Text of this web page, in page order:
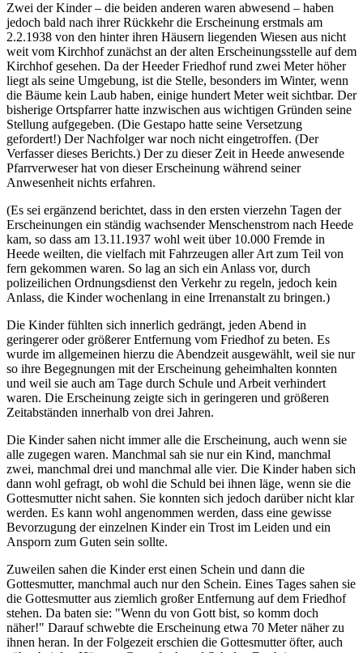
Zwei der Kinder – die beiden anderen waren abwesend – haben
jedoch bald nach ihrer Rückkehr die Erscheinung erstmals am
2.2.1938 von den hinter ihren Häusern liegenden Wiesen aus nicht
weit vom Kirchhof zunächst an der alten Erscheinungsstelle auf dem
Kirchhof gesehen. Da der Heeder Friedhof rund zwei Meter höher
liegt als seine Umgebung, ist die Stelle, besonders im Winter, wenn
die Bäume kein Laub haben, einige hundert Meter weit sichtbar. Der
bisherige Ortspfarrer hatte inzwischen aus wichtigen Gründen seine
Stellung aufgegeben. (Die Gestapo hatte seine Versetzung
gefordert!) Der Nachfolger war noch nicht eingetroffen. (Der
Verfasser dieses Berichts.) Der zu dieser Zeit in Heede anwesende
Pfarrverweser hat von dieser Erscheinung während seiner
Anwesenheit nichts erfahren.
(Es sei ergänzend berichtet, dass in den ersten vierzehn Tagen der
Erscheinungen ein ständig wachsender Menschenstrom nach Heede
kam, so dass am 13.11.1937 wohl weit über 10.000 Fremde in
Heede weilten, die vielfach mit Fahrzeugen aller Art zum Teil von
fern gekommen waren. So lag an sich ein Anlass vor, durch
polizeilichen Ordnungsdienst den Verkehr zu regeln, jedoch kein
Anlass, die Kinder wochenlang in eine Irrenanstalt zu bringen.)
Die Kinder fühlten sich innerlich gedrängt, jeden Abend in
geringerer oder größerer Entfernung vom Friedhof zu beten. Es
wurde im allgemeinen hierzu die Abendzeit ausgewählt, weil sie nur
so ihre Begegnungen mit der Erscheinung geheimhalten konnten
und weil sie auch am Tage durch Schule und Arbeit verhindert
waren. Die Erscheinung zeigte sich in geringeren und größeren
Zeitabständen innerhalb von drei Jahren.
Die Kinder sahen nicht immer alle die Erscheinung, auch wenn sie
alle zugegen waren. Manchmal sah sie nur ein Kind, manchmal
zwei, manchmal drei und manchmal alle vier. Die Kinder haben sich
dann wohl gefragt, ob wohl die Schuld bei ihnen läge, wenn sie die
Gottesmutter nicht sahen. Sie konnten sich jedoch darüber nicht klar
werden. Es kann wohl angenommen werden, dass eine gewisse
Bevorzugung der einzelnen Kinder ein Trost im Leiden und ein
Ansporn zum Guten sein sollte.
Zuweilen sahen die Kinder erst einen Schein und dann die
Gottesmutter, manchmal auch nur den Schein. Eines Tages sahen sie
die Gottesmutter aus ziemlich großer Entfernung auf dem Friedhof
stehen. Da baten sie: "Wenn du von Gott bist, so komm doch
näher!" Darauf schwebte die Erscheinung etwa 70 Meter näher zu
ihnen heran. In der Folgezeit erschien die Gottesmutter öfter, auch